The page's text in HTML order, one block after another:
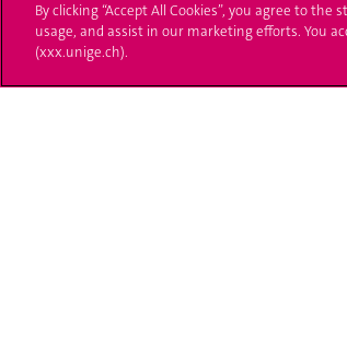
24 rue du Général-Dufour
T. +41 (0)22 379 71 11
By clicking “Accept All Cookies”, you agree to
usage, and assist in our marketing efforts. You
(xxx.unige.ch).